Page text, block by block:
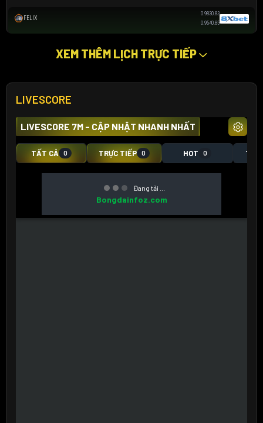
FELIX
0.9830.83
0.9540.85
XEM THÊM LỊCH TRỰC TIẾP
LIVESCORE